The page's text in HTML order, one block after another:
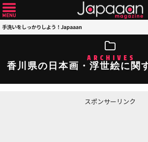
手洗いをしっかりしよう！Japaaan
ARCHIVES
香川県の日本画・浮世絵に関
スポンサーリンク